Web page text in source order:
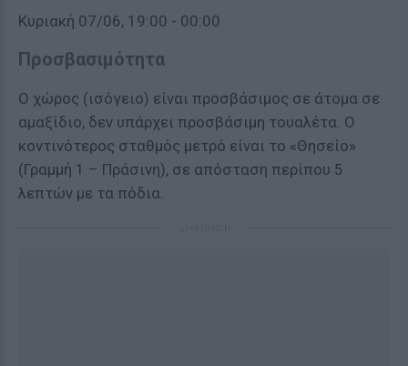
Κυριακή 07/06, 19:00 - 00:00
Προσβασιμότητα
Ο χώρος (ισόγειο) είναι προσβάσιμος σε άτομα σε
αμαξίδιο, δεν υπάρχει προσβάσιμη τουαλέτα. Ο
κοντινότερος σταθμός μετρό είναι το «Θησείο»
(Γραμμή 1 – Πράσινη), σε απόσταση περίπου 5
λεπτών με τα πόδια.